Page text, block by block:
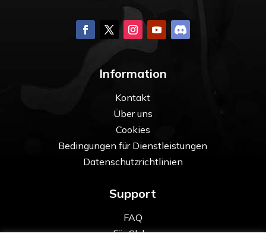
Information
Kontakt
Über uns
Cookies
Bedingungen für Dienstleistungen
Datenschutzrichtlinien
Support
FAQ
Für Clubs